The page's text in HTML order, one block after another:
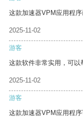
这款加速器VPM应用程序
2025-11-02
游客
这款软件非常实用，可以
2025-11-02
游客
这款加速器VPM应用程